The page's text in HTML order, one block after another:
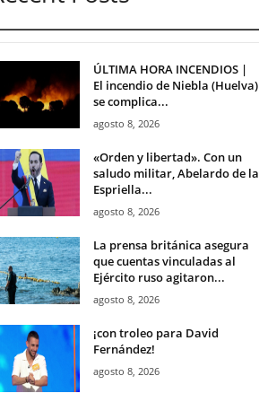
ÚLTIMA HORA INCENDIOS |
El incendio de Niebla (Huelva)
se complica...
agosto 8, 2026
«Orden y libertad». Con un
saludo militar, Abelardo de la
Espriella...
agosto 8, 2026
La prensa británica asegura
que cuentas vinculadas al
Ejército ruso agitaron...
agosto 8, 2026
¡con troleo para David
Fernández!
agosto 8, 2026